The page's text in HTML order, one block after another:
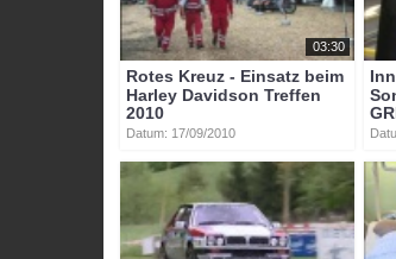
03:30
Rotes Kreuz - Einsatz beim
Harley Davidson Treffen
2010
Datum: 17/09/2010